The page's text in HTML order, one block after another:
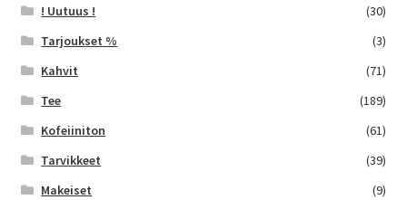
! Uutuus !
(30)
Tarjoukset %
(3)
Kahvit
(71)
Tee
(189)
Kofeiiniton
(61)
Tarvikkeet
(39)
Makeiset
(9)